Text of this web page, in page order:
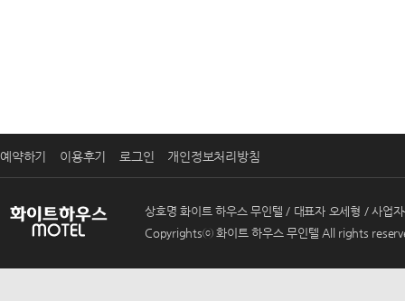
예약하기 이용후기 로그인 개인정보처리방침
상호명 화이트 하우스 무인텔 / 대표자 오세형 / 사
Copyrightsⓒ 화이트 하우스 무인텔 All rights